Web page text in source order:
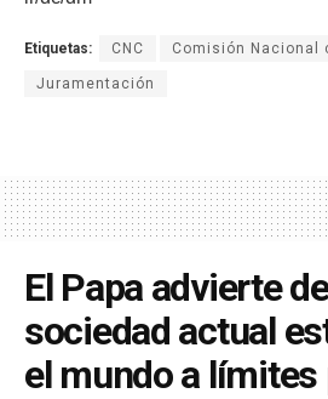
Etiquetas: CNC Comisión Nacional
Juramentación
El Papa advierte
sociedad actual
el mundo a límites